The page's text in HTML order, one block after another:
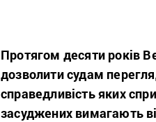
Протягом десяти років
дозволити судам
справедливість яких
засуджених вимагають